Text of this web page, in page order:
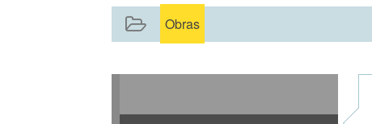
Obras